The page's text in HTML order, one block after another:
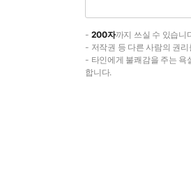
- 200자까지 쓰실 수 있습니
- 저작권 등 다른 사람의 권
- 타인에게 불쾌감을 주는 욕
합니다.